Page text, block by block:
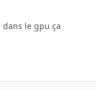
le gpu ça